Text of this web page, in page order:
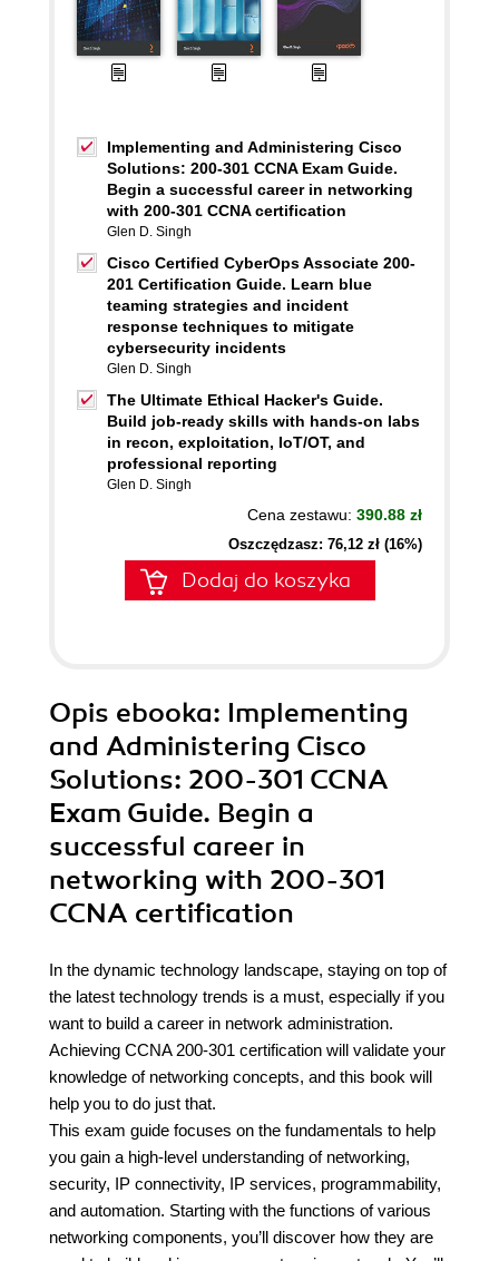
Implementing and Administering Cisco
Solutions: 200-301 CCNA Exam Guide.
Begin a successful career in networking
with 200-301 CCNA certification
Glen D. Singh
Cisco Certified CyberOps Associate 200-
201 Certification Guide. Learn blue
teaming strategies and incident
response techniques to mitigate
cybersecurity incidents
Glen D. Singh
The Ultimate Ethical Hacker's Guide.
Build job-ready skills with hands-on labs
in recon, exploitation, IoT/OT, and
professional reporting
Glen D. Singh
Cena zestawu: 390.88 zł
Oszczędzasz: 76,12 zł (16%)
Dodaj do koszyka
Opis ebooka: Implementing
and Administering Cisco
Solutions: 200-301 CCNA
Exam Guide. Begin a
successful career in
networking with 200-301
CCNA certification
In the dynamic technology landscape, staying on top of
the latest technology trends is a must, especially if you
want to build a career in network administration.
Achieving CCNA 200-301 certification will validate your
knowledge of networking concepts, and this book will
help you to do just that.
This exam guide focuses on the fundamentals to help
you gain a high-level understanding of networking,
security, IP connectivity, IP services, programmability,
and automation. Starting with the functions of various
networking components, you’ll discover how they are